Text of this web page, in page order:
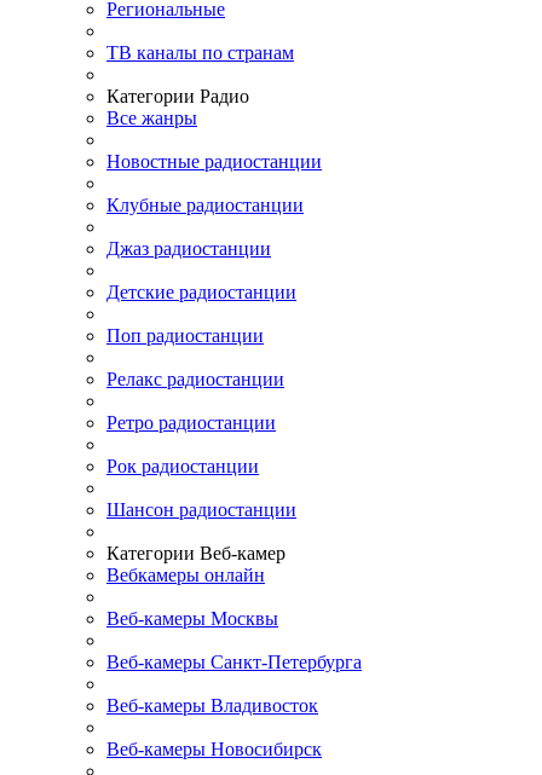
Региональные
ТВ каналы по странам
Категории Радио
Все жанры
Новостные радиостанции
Клубные радиостанции
Джаз радиостанции
Детские радиостанции
Поп радиостанции
Релакс радиостанции
Ретро радиостанции
Рок радиостанции
Шансон радиостанции
Категории Веб-камер
Вебкамеры онлайн
Веб-камеры Москвы
Веб-камеры Санкт-Петербурга
Веб-камеры Владивосток
Веб-камеры Новосибирск